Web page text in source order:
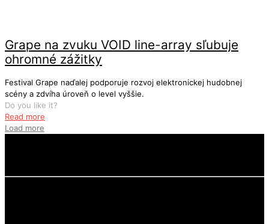
Grape na zvuku VOID line-array sľubuje
ohromné zážitky
Festival Grape naďalej podporuje rozvoj elektronickej hudobnej
scény a zdvíha úroveň o level vyššie.
Do you like it?
Read more
Load more